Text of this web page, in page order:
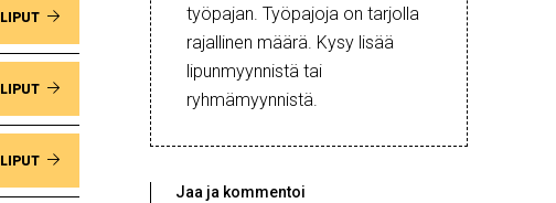
työpajan. Työpajoja on tarjolla
rajallinen määrä. Kysy lisää
lipunmyynnistä tai
ryhmämyynnistä.
Jaa ja kommentoi